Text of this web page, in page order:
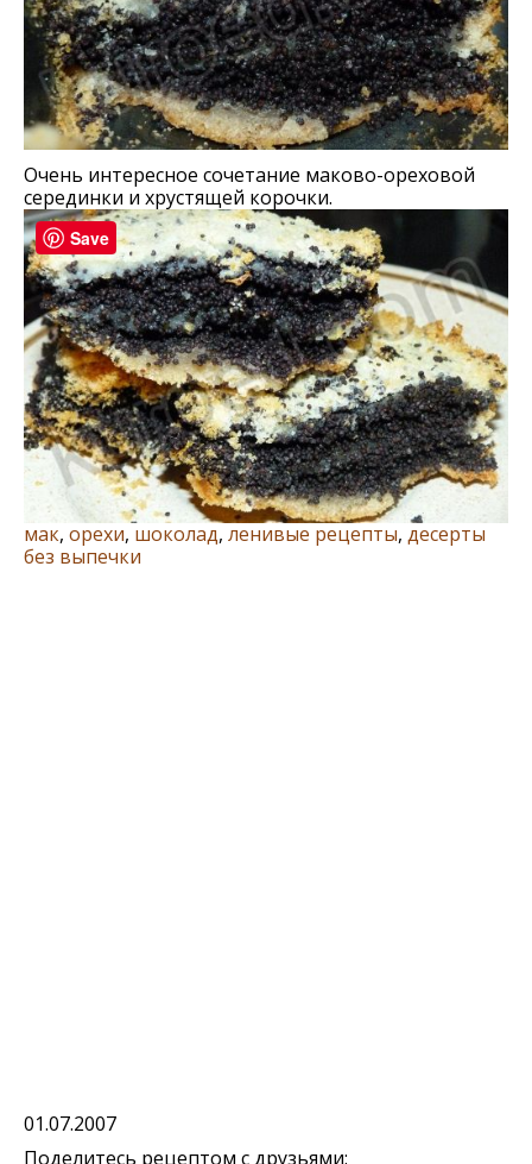
Очень интересное сочетание маково-ореховой
серединки и хрустящей корочки.
мак, орехи, шоколад, ленивые рецепты, десерты
без выпечки
01.07.2007
Поделитесь рецептом с друзьями:
Save